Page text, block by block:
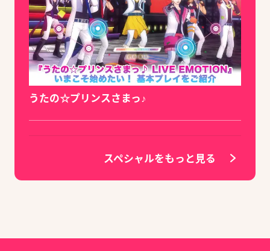
うたの☆プリンスさまっ♪
スペシャルをもっと見る